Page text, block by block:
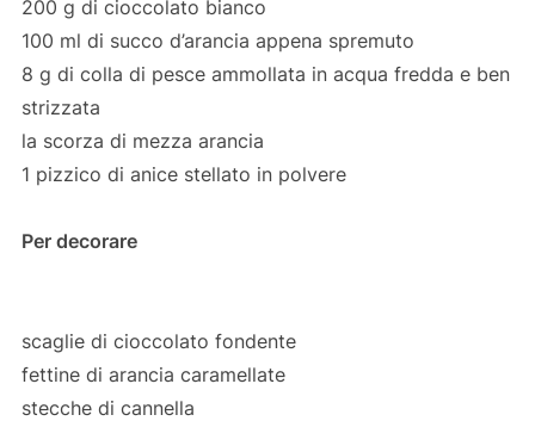
200 g di cioccolato bianco
100 ml di succo d’arancia appena spremuto
8 g di colla di pesce ammollata in acqua fredda e ben
strizzata
la scorza di mezza arancia
1 pizzico di anice stellato in polvere
Per decorare
scaglie di cioccolato fondente
fettine di arancia caramellate
stecche di cannella